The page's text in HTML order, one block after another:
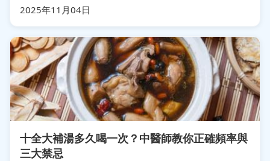
2025年11月04日
十全大補湯多久喝一次？中醫師教你正確頻率與
三大禁忌